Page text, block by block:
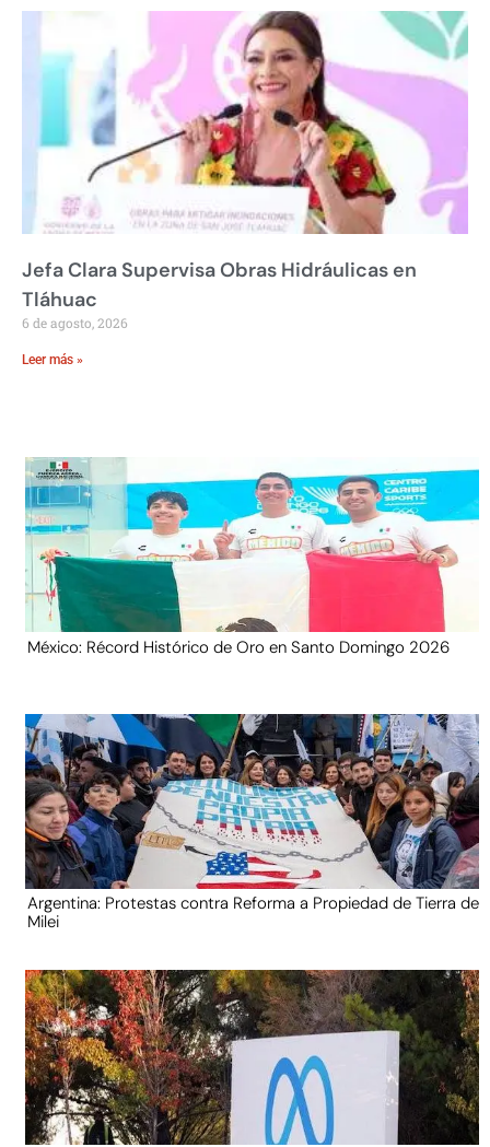
Jefa Clara Supervisa Obras Hidráulicas en
Tláhuac
6 de agosto, 2026
Leer más »
México: Récord Histórico de Oro en Santo Domingo 2026
Argentina: Protestas contra Reforma a Propiedad de Tierra de
Milei